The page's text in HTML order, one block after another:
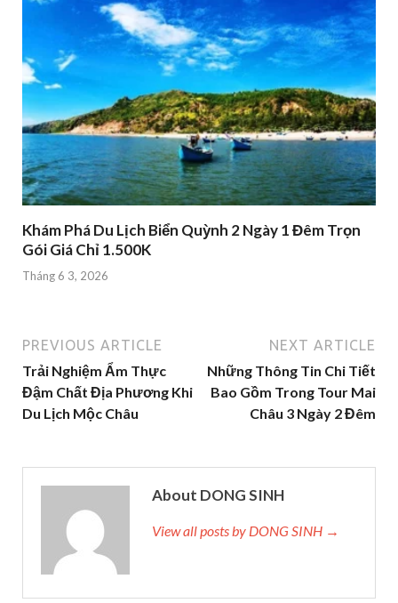
Khám Phá Du Lịch Biển Quỳnh 2 Ngày 1 Đêm Trọn
Gói Giá Chỉ 1.500K
Tháng 6 3, 2026
PREVIOUS ARTICLE
Trải Nghiệm Ẩm Thực
Đậm Chất Địa Phương Khi
Du Lịch Mộc Châu
NEXT ARTICLE
Những Thông Tin Chi Tiết
Bao Gồm Trong Tour Mai
Châu 3 Ngày 2 Đêm
About DONG SINH
View all posts by DONG SINH →